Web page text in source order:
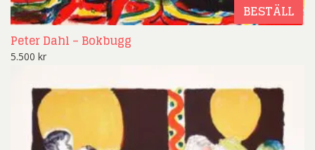
BESTÄLL
Peter Dahl – Bokbugg
5.500 kr